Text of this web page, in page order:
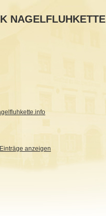
NAGELFLUHKETTE
anzeigen